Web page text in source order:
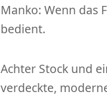
Manko: Wenn das
bedient.
Achter Stock und
verdeckte,